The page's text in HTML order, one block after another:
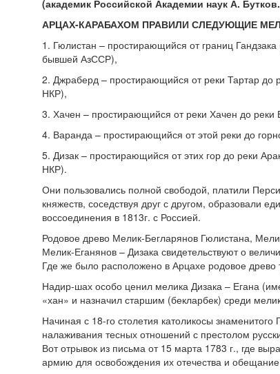
(академик Российской Академии наук А.
АРЦАХ-КАРАБАХОМ ПРАВИЛИ СЛЕДУЮЩИЕ
1. Гюлистан – простирающийся от границ
бывшей АзССР),
2. Джраберд – простирающийся от реки Тартар до
НКР),
3. Хачен – простирающийся от реки Хачен до реки
4. Варанда – простирающийся от этой реки до
5. Дизак – простирающийся от этих гор до реки
НКР).
Они пользовались полной свободой, платили
княжеств, соседствуя друг с другом, образовали
воссоединения в 1813г. с Россией.
Родовое древо Мелик-Бегларянов Гюлистана,
Мелик-Еганянов – Дизака свидетельствуют о
Где же было расположено в Арцахе родовое древо
Надир-шах особо ценил мелика Дизака – Егана
«хан» и назначил старшим (бекларбек) среди
Начиная с 18-го столетия католикосы
налаживания тесных отношений с престолом
Вот отрывок из письма от 15 марта 1783 г., где
армию для освобождения их отечества и